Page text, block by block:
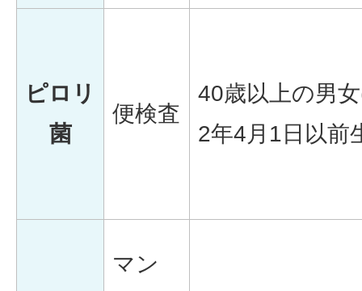
ピロリ
菌
便検査
40歳以上の男
2年4月1日以前
マン